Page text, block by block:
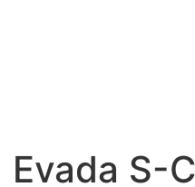
Evada S-